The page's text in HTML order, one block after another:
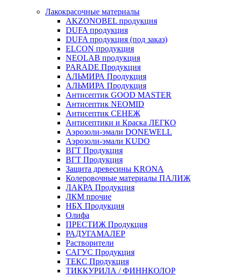
Лакокрасочные материалы
AKZONOBEL продукция
DUFA продукция
DUFA продукция (под заказ)
ELCON продукция
NEOLAB продукция
PARADE Продукция
АЛЬМИРА Продукция
АЛЬМИРА Продукция
Антисептик GOOD MASTER
Антисептик NEOMID
Антисептик СЕНЕЖ
Антисептики и Краска ЛЕГКО
Аэрозоли-эмали DONEWELL
Аэрозоли-эмали KUDO
ВГТ Продукция
ВГТ Продукция
Защита древесины KRONA
Колеровочные материалы ПАЛИЖ
ЛАКРА Продукция
ЛКМ прочие
НБХ Продукция
Олифа
ПРЕСТИЖ Продукция
РАДУГАМАЛЕР
Растворители
САГУС Продукция
ТЕКС Продукция
ТИККУРИЛА / ФИННКОЛОР